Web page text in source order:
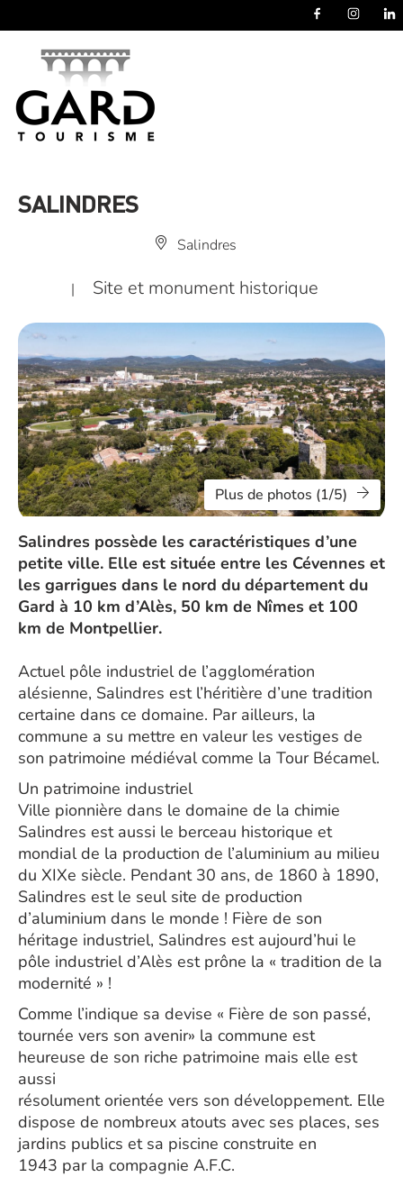
SALINDRES
Salindres
| Site et monument historique
Plus de photos (1/5)
Salindres possède les caractéristiques d’une
petite ville. Elle est située entre les Cévennes et
les garrigues dans le nord du département du
Gard à 10 km d’Alès, 50 km de Nîmes et 100
km de Montpellier.
Actuel pôle industriel de l’agglomération
alésienne, Salindres est l’héritière d’une tradition
certaine dans ce domaine. Par ailleurs, la
commune a su mettre en valeur les vestiges de
son patrimoine médiéval comme la Tour Bécamel.
Un patrimoine industriel
Ville pionnière dans le domaine de la chimie
Salindres est aussi le berceau historique et
mondial de la production de l’aluminium au milieu
du XIXe siècle. Pendant 30 ans, de 1860 à 1890,
Salindres est le seul site de production
d’aluminium dans le monde ! Fière de son
héritage industriel, Salindres est aujourd’hui le
pôle industriel d’Alès est prône la « tradition de la
modernité » !
Comme l’indique sa devise « Fière de son passé,
tournée vers son avenir» la commune est
heureuse de son riche patrimoine mais elle est
aussi
résolument orientée vers son développement. Elle
dispose de nombreux atouts avec ses places, ses
jardins publics et sa piscine construite en
1943 par la compagnie A.F.C.